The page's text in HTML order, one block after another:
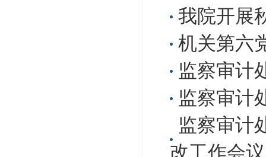
我院开展
机关第六
监察审计
监察审计
监察审计
改工作会议